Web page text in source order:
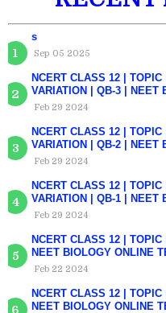
s
Sep 05 2025
NCERT CLASS 12 |
VARIATION | QB-3 | NEET
Feb 29 2024
NCERT CLASS 12 |
VARIATION | QB-2 | NEET
Feb 29 2024
NCERT CLASS 12 |
VARIATION | QB-1 | NEET
Feb 29 2024
NCERT CLASS 12 |
NEET BIOLOGY ONLINE
Feb 22 2024
NCERT CLASS 12 |
NEET BIOLOGY ONLINE